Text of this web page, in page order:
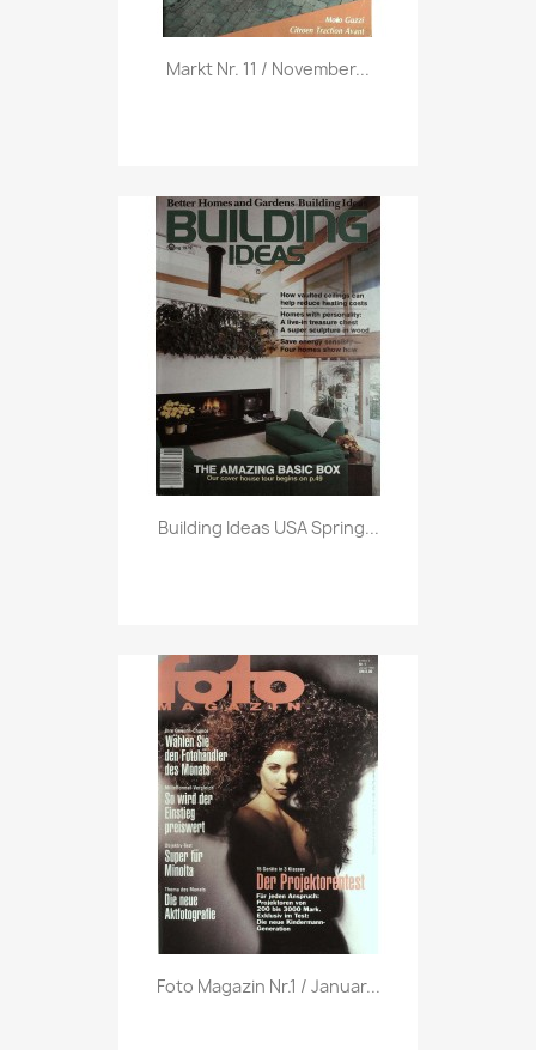
 Vorschau
Markt Nr. 11 / November...
Vorschau
Building Ideas USA Spring...
Vorschau
Foto Magazin Nr.1 / Januar...